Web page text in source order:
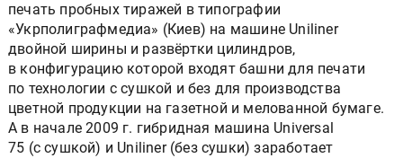
печать пробных тиражей в типографии
«Укрполиграфмедиа» (Киев) на машине Uniliner
двойной ширины и развёртки цилиндров,
в конфигурацию которой входят башни для печати
по технологии с сушкой и без для производства
цветной продукции на газетной и мелованной бумаге.
А в начале 2009 г. гибридная машина Universal
75 (с сушкой) и Uniliner (без сушки) заработает